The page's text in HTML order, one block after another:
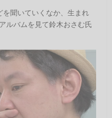
聞いていくなか、生まれ
ルバムを見て鈴木おさむ氏